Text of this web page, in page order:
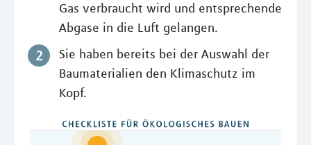
Gas verbraucht wird und entsprechende
Abgase in die Luft gelangen.
Sie haben bereits bei der Auswahl der
Baumaterialien den Klimaschutz im
Kopf.